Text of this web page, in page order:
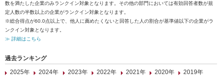
数を満たした企業のみランクイン対象となります。その他の部門においては有効回答者数が規
定人数の半数以上の企業がランクイン対象となります。
※総合得点が60.0点以上で、他人に薦めたくないと回答した人の割合が基準値以下の企業がラ
ンクイン対象となります。
≫ 詳細はこちら
過去ランキング
2025年
2024年 2023年 2022年 2021年 2020年
2019年